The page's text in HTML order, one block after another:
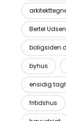
Bertel Udsen
byhus
ensidig
fritidshus